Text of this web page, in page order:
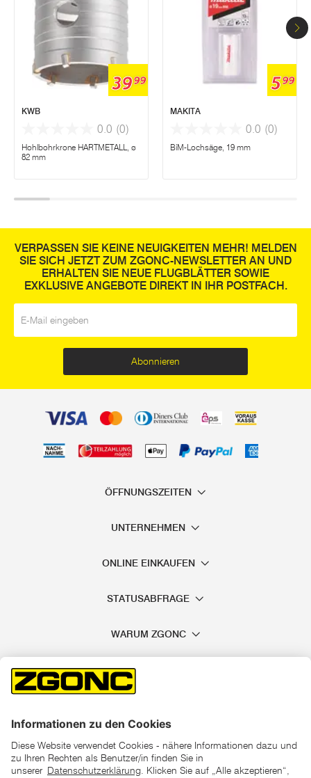
3999
KWB
0.0 (0)
Hohlbohrkrone HARTMETALL, ø
82 mm
599
MAKITA
0.0 (0)
BiM-Lochsäge, 19 mm
VERPASSEN SIE KEINE NEUIGKEITEN MEHR! MELDEN
SIE SICH JETZT ZUM ZGONC-NEWSLETTER AN UND
ERHALTEN SIE NEUE FLUGBLÄTTER SOWIE
EXKLUSIVE ANGEBOTE DIREKT IN IHR POSTFACH.
Abonnieren
ÖFFNUNGSZEITEN
UNTERNEHMEN
ONLINE EINKAUFEN
STATUSABFRAGE
WARUM ZGONC